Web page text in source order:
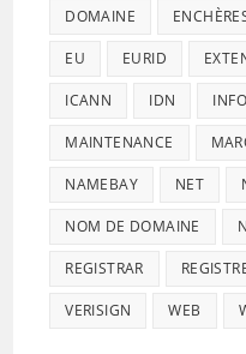
DOMAINE
EU EURID
ICANN IDN INFO
MAINTENANCE
NAMEBAY NET
NOM DE DOMAINE
REGISTRAR
VERISIGN WEB